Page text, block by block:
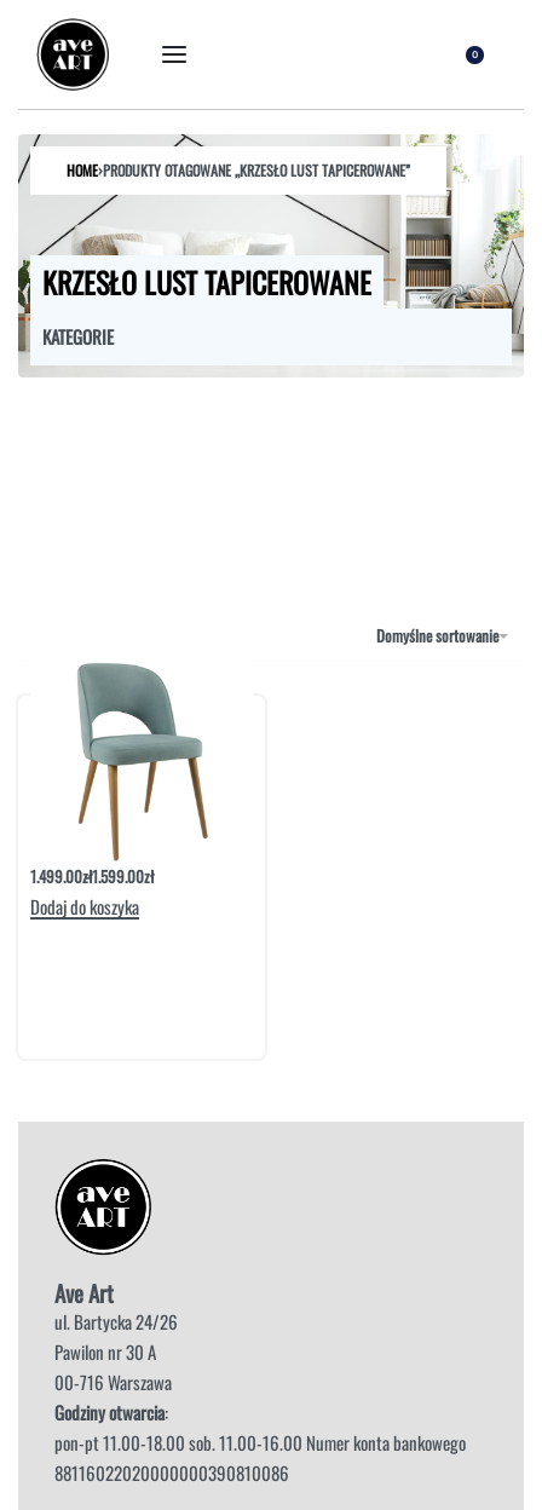
0
HOME›PRODUKTY OTAGOWANE „KRZESŁO LUST TAPICEROWANE”
KRZESŁO LUST TAPICEROWANE
KATEGORIE
STOLIKI
STOŁY
SZAFKI I KOMODY
Domyślne sortowanie
Krzesło Lust Tapicerowane Nogi Dębowe
1.499.00zł1.599.00zł
Dodaj do koszyka
Ave Art
ul. Bartycka 24/26
Pawilon nr 30 A
00-716 Warszawa
Godziny otwarcia:
pon-pt 11.00-18.00 sob. 11.00-16.00 Numer konta bankowego
88116022020000000390810086